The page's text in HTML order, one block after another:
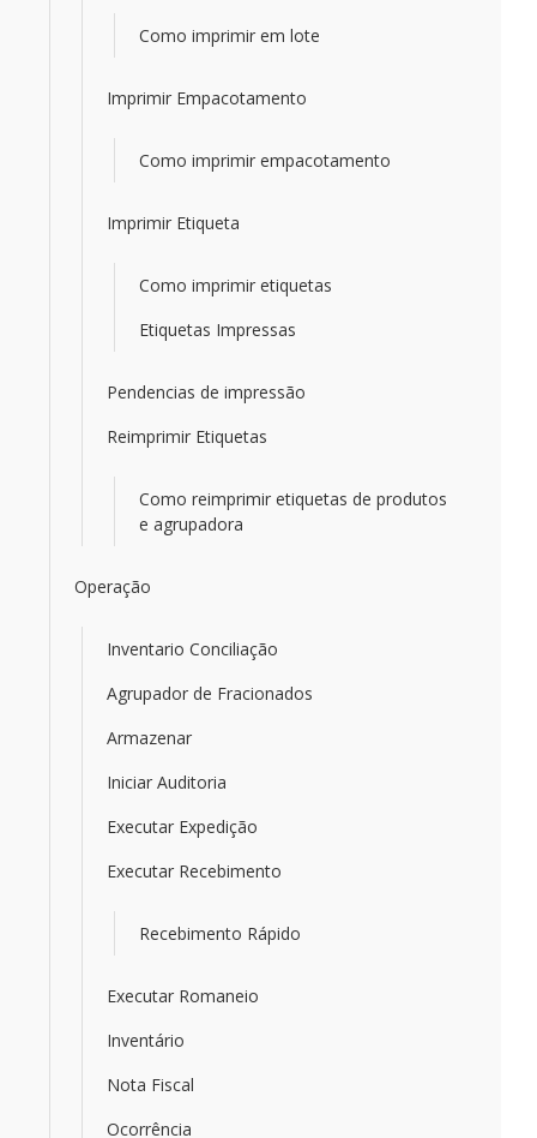
Como imprimir em lote
Imprimir Empacotamento
Como imprimir empacotamento
Imprimir Etiqueta
Como imprimir etiquetas
Etiquetas Impressas
Pendencias de impressão
Reimprimir Etiquetas
Como reimprimir etiquetas de produtos
e agrupadora
Operação
Inventario Conciliação
Agrupador de Fracionados
Armazenar
Iniciar Auditoria
Executar Expedição
Executar Recebimento
Recebimento Rápido
Executar Romaneio
Inventário
Nota Fiscal
Ocorrência